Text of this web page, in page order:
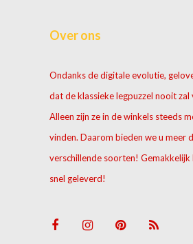
Over ons
Ondanks de digitale evolutie,
dat de klassieke legpuzzel nooit zal
Alleen zijn ze in de winkels steeds
vinden. Daarom bieden we u meer
verschillende soorten! Gemakkelijk
snel geleverd!